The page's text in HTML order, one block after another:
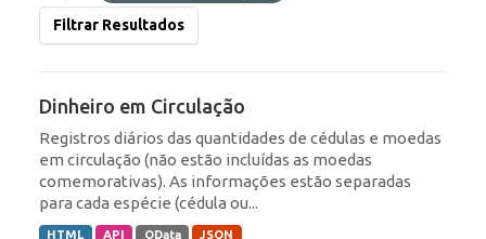
Filtrar Resultados
Dinheiro em Circulação
Registros diários das quantidades de cédulas e moedas
em circulação (não estão incluídas as moedas
comemorativas). As informações estão separadas
para cada espécie (cédula ou...
HTML API OData JSON